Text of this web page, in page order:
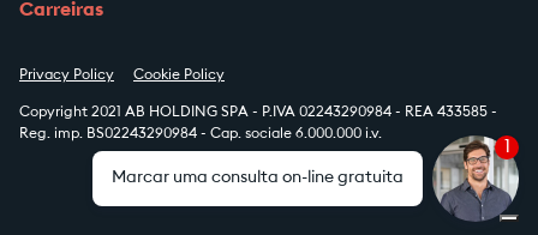
Carreiras
Privacy Policy Cookie Policy
Copyright 2021 AB HOLDING SPA - P.IVA 02243290984 - REA 433585 -
Reg. imp. BS02243290984 - Cap. sociale 6.000.000 i.v.
Marcar uma consulta on-line gratuita